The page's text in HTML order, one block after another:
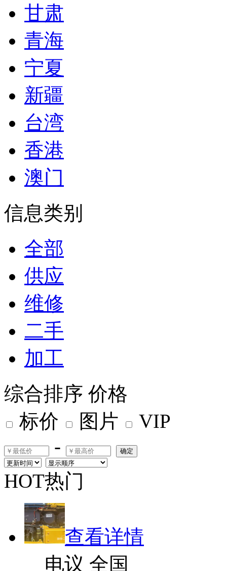
甘肃
青海
宁夏
新疆
台湾
香港
澳门
信息类别
全部
供应
维修
二手
加工
综合排序 价格
标价
图片
VIP
-
确定
HOT热门
查看详情
电议 全国